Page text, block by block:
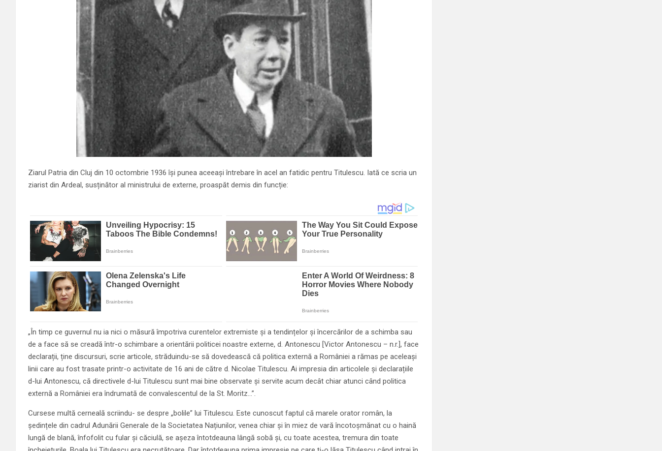
Ziarul Patria din Cluj din 10 octombrie 1936 își punea aceeași întrebare în acel an fatidic pentru Titulescu. Iată ce scria un
ziarist din Ardeal, susținător al ministrului de externe, proaspăt demis din funcție:
„În timp ce guvernul nu ia nici o măsură împotriva curentelor extremiste și a tendințelor și încercărilor de a schimba sau
de a face să se creadă într-o schimbare a orientării politicei noastre externe, d. Antonescu [Victor Antonescu – n.r.], face
declarații, ține discursuri, scrie articole, străduindu-se să dovedească că politica externă a României a rămas pe aceleași
linii care au fost trasate printr-o activitate de 16 ani de către d. Nicolae Titulescu. Ai impresia din articolele și declarațiile
d-lui Antonescu, că directivele d-lui Titulescu sunt mai bine observate și servite acum decât chiar atunci când politica
externă a României era îndrumată de convalescentul de la St. Moritz…”.
Cursese multă cerneală scriindu- se despre „bolile” lui Titulescu. Este cunoscut faptul că marele orator român, la
ședințele din cadrul Adunării Generale de la Societatea Națiunilor, venea chiar și în miez de vară încotoșmănat cu o haină
lungă de blană, înfofolit cu fular și căciulă, se așeza întotdeauna lângă sobă și, cu toate acestea, tremura din toate